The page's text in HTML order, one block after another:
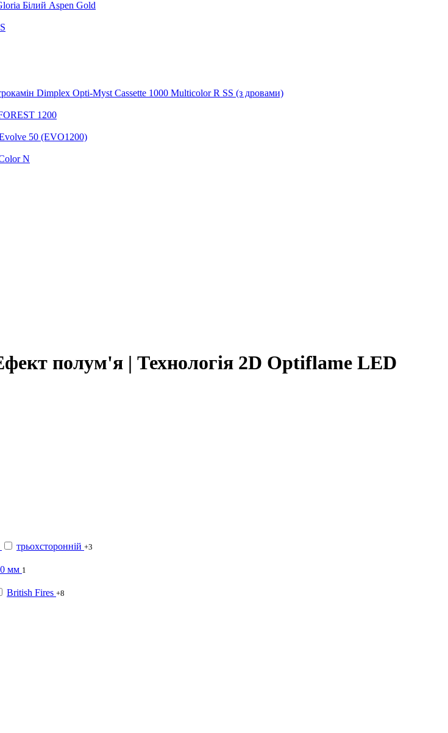
Білий Aspen Gold
Dimplex Opti-Myst Cassette 1000 Multicolor R SS (з дровами)
1200
50 (EVO1200)
N
полум'я | Технологія 2D Optiflame LED
трьохсторонній +3
мм 1
British Fires +8